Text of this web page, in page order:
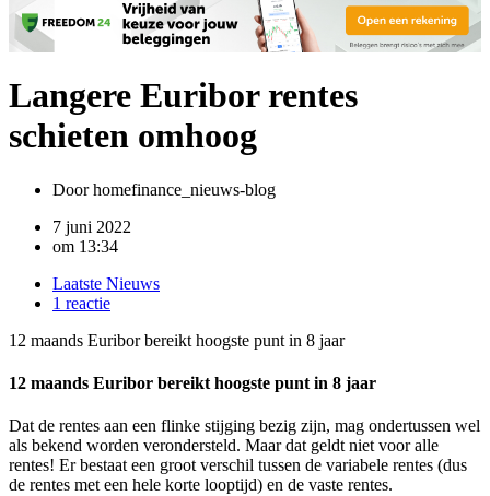
Langere Euribor rentes
schieten omhoog
Doorhomefinance_nieuws-blog
7 juni 2022
om 13:34
Laatste Nieuws
1 reactie
12 maands Euribor bereikt hoogste punt in 8 jaar
12 maands Euribor bereikt hoogste punt in 8 jaar
Dat de rentes aan een flinke stijging bezig zijn, mag ondertussen wel
als bekend worden verondersteld. Maar dat geldt niet voor alle
rentes! Er bestaat een groot verschil tussen de variabele rentes (dus
de rentes met een hele korte looptijd) en de vaste rentes.